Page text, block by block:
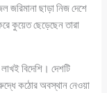
ছাড়া নিজ দেশে
কুয়েত ছেড়েছেন তারা
বিদেশি। দেশটি
কঠোর অবস্থান নেওয়া